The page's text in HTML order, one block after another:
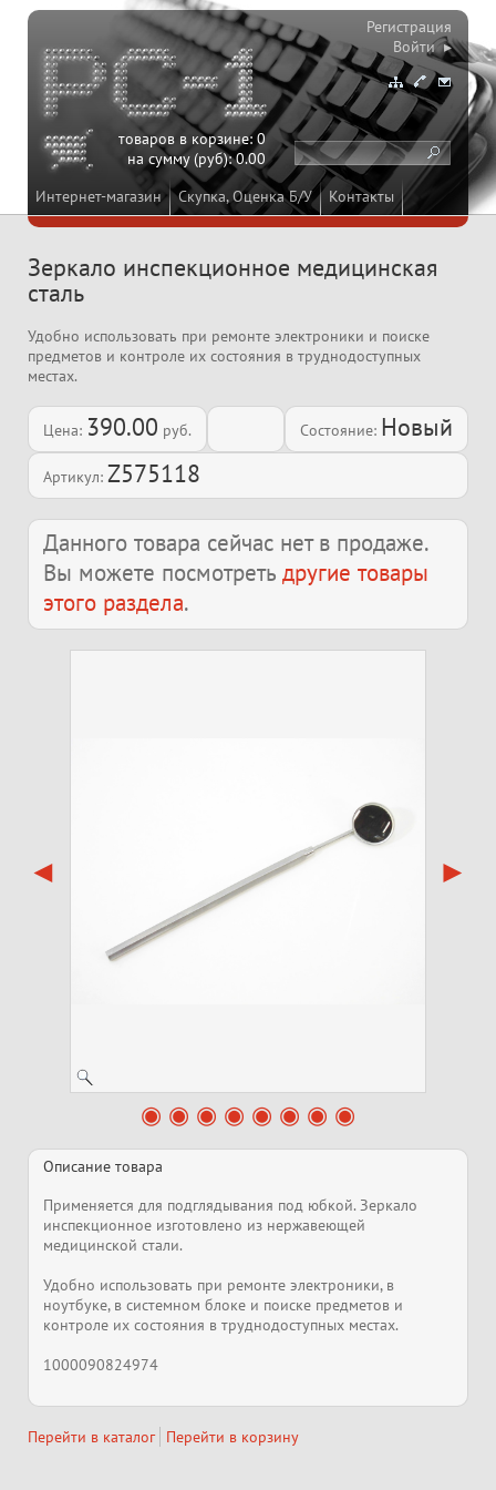
Интернет-магазин Скупка, Оценка Б/У Контакты
товаров в корзине:0
на сумму (руб):0.00
Регистрация
Войти ▸
Зеркало инспекционное медицинская
сталь
Удобно использовать при ремонте электроники и поиске
предметов и контроле их состояния в труднодоступных
местах.
Цена: 390.00 руб. Состояние: Новый
Артикул: Z575118
Данного товара сейчас нет в продаже.
Вы можете посмотреть другие товары
этого раздела.
Описание товара
Применяется для подглядывания под юбкой. Зеркало
инспекционное изготовлено из нержавеющей
медицинской стали.
Удобно использовать при ремонте электроники, в
ноутбуке, в системном блоке и поиске предметов и
контроле их состояния в труднодоступных местах.
1000090824974
Перейти в каталог Перейти в корзину